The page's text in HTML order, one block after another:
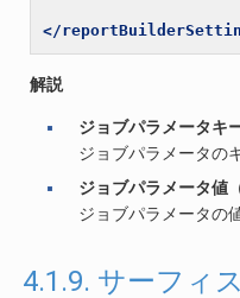
</
解説
ジョブパラメータ
ジョブパラメータの
ジョブパラメータ
ジョブパラメータの
4.1.9. サーフィ